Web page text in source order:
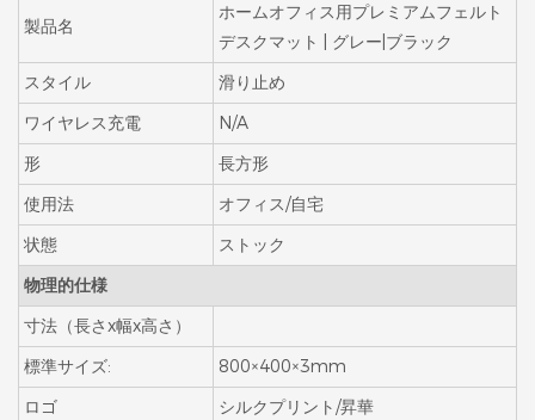
製品名
ホームオフィス用プレミアムフェルト
デスクマット | グレー|ブラック
スタイル
滑り止め
ワイヤレス充電
N/A
形
長方形
使用法
オフィス/自宅
状態
ストック
物理的仕様
寸法（長さx幅x高さ）
標準サイズ:
800×400×3mm
ロゴ
シルクプリント/昇華